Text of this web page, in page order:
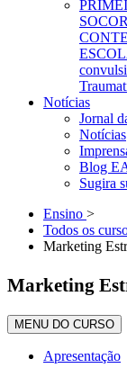
Notícias
Jornal
Notícias
Blog
Sugira
Ensino >
Todos os
Marketing
Marketing
MENU DO CURSO
Apresentação